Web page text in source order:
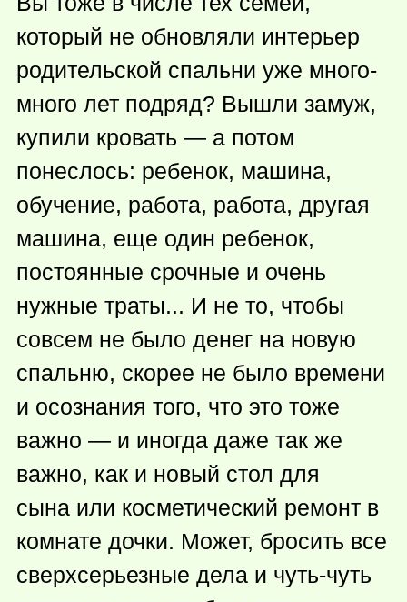
который не обновляли интерьер
родительской спальни уже много-
много лет подряд? Вышли замуж,
купили кровать — а потом
понеслось: ребенок, машина,
обучение, работа, работа, другая
машина, еще один ребенок,
постоянные срочные и очень
нужные траты... И не то, чтобы
совсем не было денег на новую
спальню, скорее не было времени
и осознания того, что это тоже
важно — и иногда даже так же
важно, как и новый стол для
сына или косметический ремонт в
комнате дочки. Может, бросить все
сверхсерьезные дела и чуть-чуть